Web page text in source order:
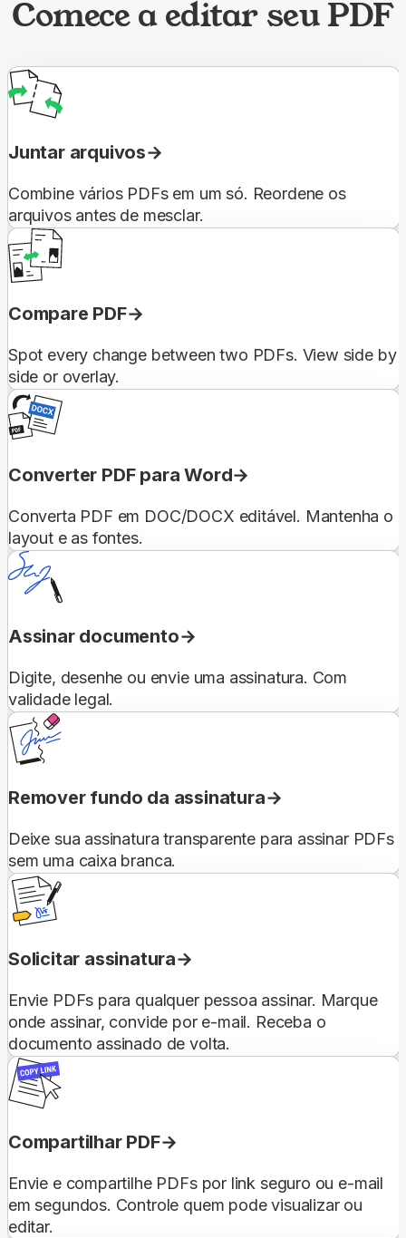
Comece a editar seu PDF
Juntar arquivos
Combine vários PDFs em um só. Reordene os
arquivos antes de mesclar.
Compare PDF
Spot every change between two PDFs. View side by
side or overlay.
Converter PDF para Word
Converta PDF em DOC/DOCX editável. Mantenha o
layout e as fontes.
Assinar documento
Digite, desenhe ou envie uma assinatura. Com
validade legal.
Remover fundo da assinatura
Deixe sua assinatura transparente para assinar PDFs
sem uma caixa branca.
Solicitar assinatura
Envie PDFs para qualquer pessoa assinar. Marque
onde assinar, convide por e-mail. Receba o
documento assinado de volta.
Compartilhar PDF
Envie e compartilhe PDFs por link seguro ou e-mail
em segundos. Controle quem pode visualizar ou
editar.